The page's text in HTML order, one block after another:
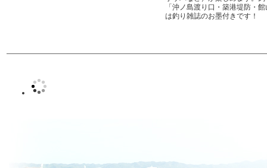
「沖ノ島渡り口・築港堤防・
は釣り雑誌のお墨付きです！